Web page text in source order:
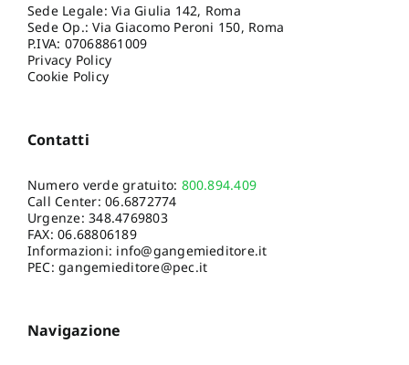
Sede Legale: Via Giulia 142, Roma
Sede Op.: Via Giacomo Peroni 150, Roma
P.IVA: 07068861009
Privacy Policy
Cookie Policy
Contatti
Numero verde gratuito: 800.894.409
Call Center:06.6872774
Urgenze:348.4769803
FAX: 06.68806189
Informazioni: info@gangemieditore.it
PEC: gangemieditore@pec.it
Navigazione